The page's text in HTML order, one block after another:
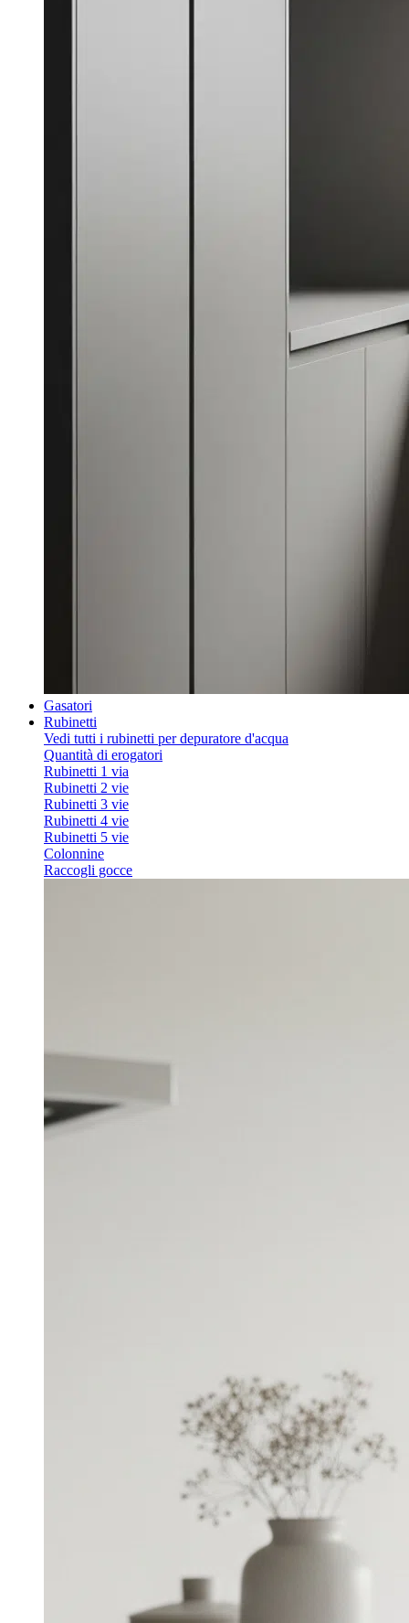
Gasatori
Rubinetti
Vedi tutti i rubinetti per depuratore d'acqua
Quantità di erogatori
Rubinetti 1 via
Rubinetti 2 vie
Rubinetti 3 vie
Rubinetti 4 vie
Rubinetti 5 vie
Colonnine
Raccogli gocce